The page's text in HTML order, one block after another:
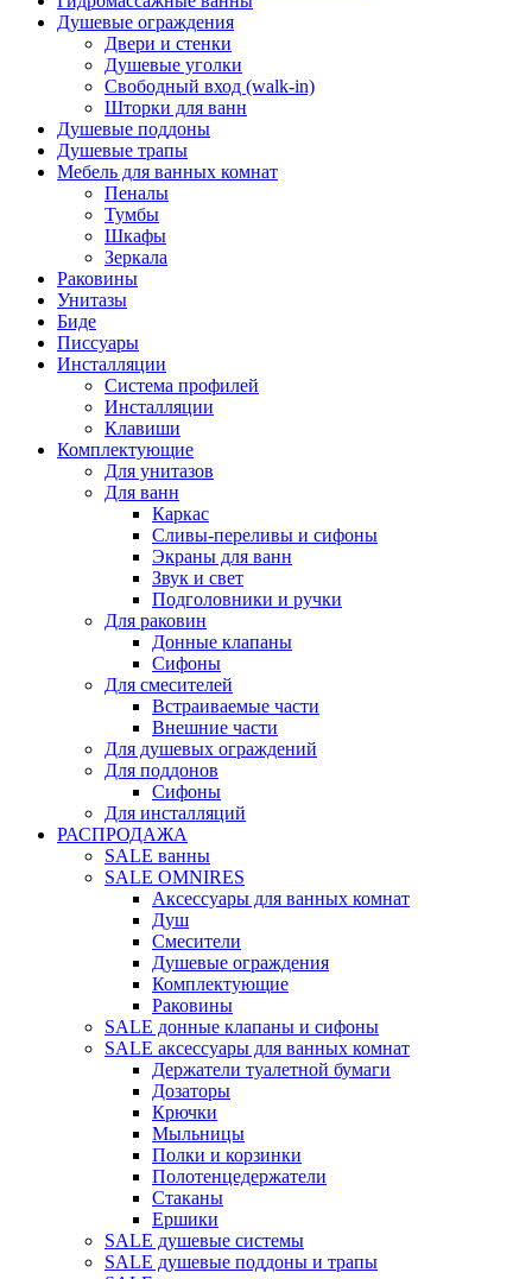
Душевые ограждения
Двери и стенки
Душевые уголки
Свободный вход (walk-in)
Шторки для ванн
Душевые поддоны
Душевые трапы
Мебель для ванных комнат
Пеналы
Тумбы
Шкафы
Зеркала
Раковины
Унитазы
Биде
Писсуары
Инсталляции
Система профилей
Инсталляции
Клавиши
Комплектующие
Для унитазов
Для ванн
Каркас
Сливы-переливы и сифоны
Экраны для ванн
Звук и свет
Подголовники и ручки
Для раковин
Донные клапаны
Сифоны
Для смесителей
Встраиваемые части
Внешние части
Для душевых ограждений
Для поддонов
Сифоны
Для инсталляций
РАСПРОДАЖА
SALE ванны
SALE OMNIRES
Аксессуары для ванных комнат
Душ
Смесители
Душевые ограждения
Комплектующие
Раковины
SALE донные клапаны и сифоны
SALE аксессуары для ванных комнат
Держатели туалетной бумаги
Дозаторы
Крючки
Мыльницы
Полки и корзинки
Полотенцедержатели
Стаканы
Ершики
SALE душевые системы
SALE душевые поддоны и трапы